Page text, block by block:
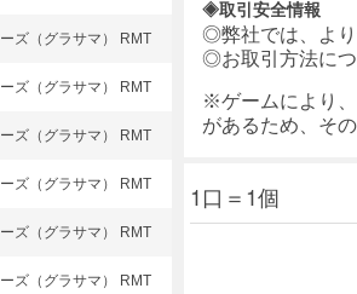
ズ（グラサマ） RMT
ズ（グラサマ） RMT
ズ（グラサマ） RMT
ズ（グラサマ） RMT
ズ（グラサマ） RMT
ズ（グラサマ） RMT
◈取引安全情報
◎弊社では、より
◎お取引方法につ
※ゲームにより
があるため、そ
1口＝1個